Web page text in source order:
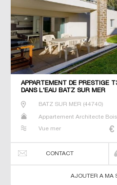
APPARTEMENT DE PRESTIGE
DANS L'EAU BATZ SUR MER
BATZ SUR MER (44740)
Appartement Architecte
Propriété T2 T3 Terrain Villa
Vue mer
CONTACT
AJOUTER A MA